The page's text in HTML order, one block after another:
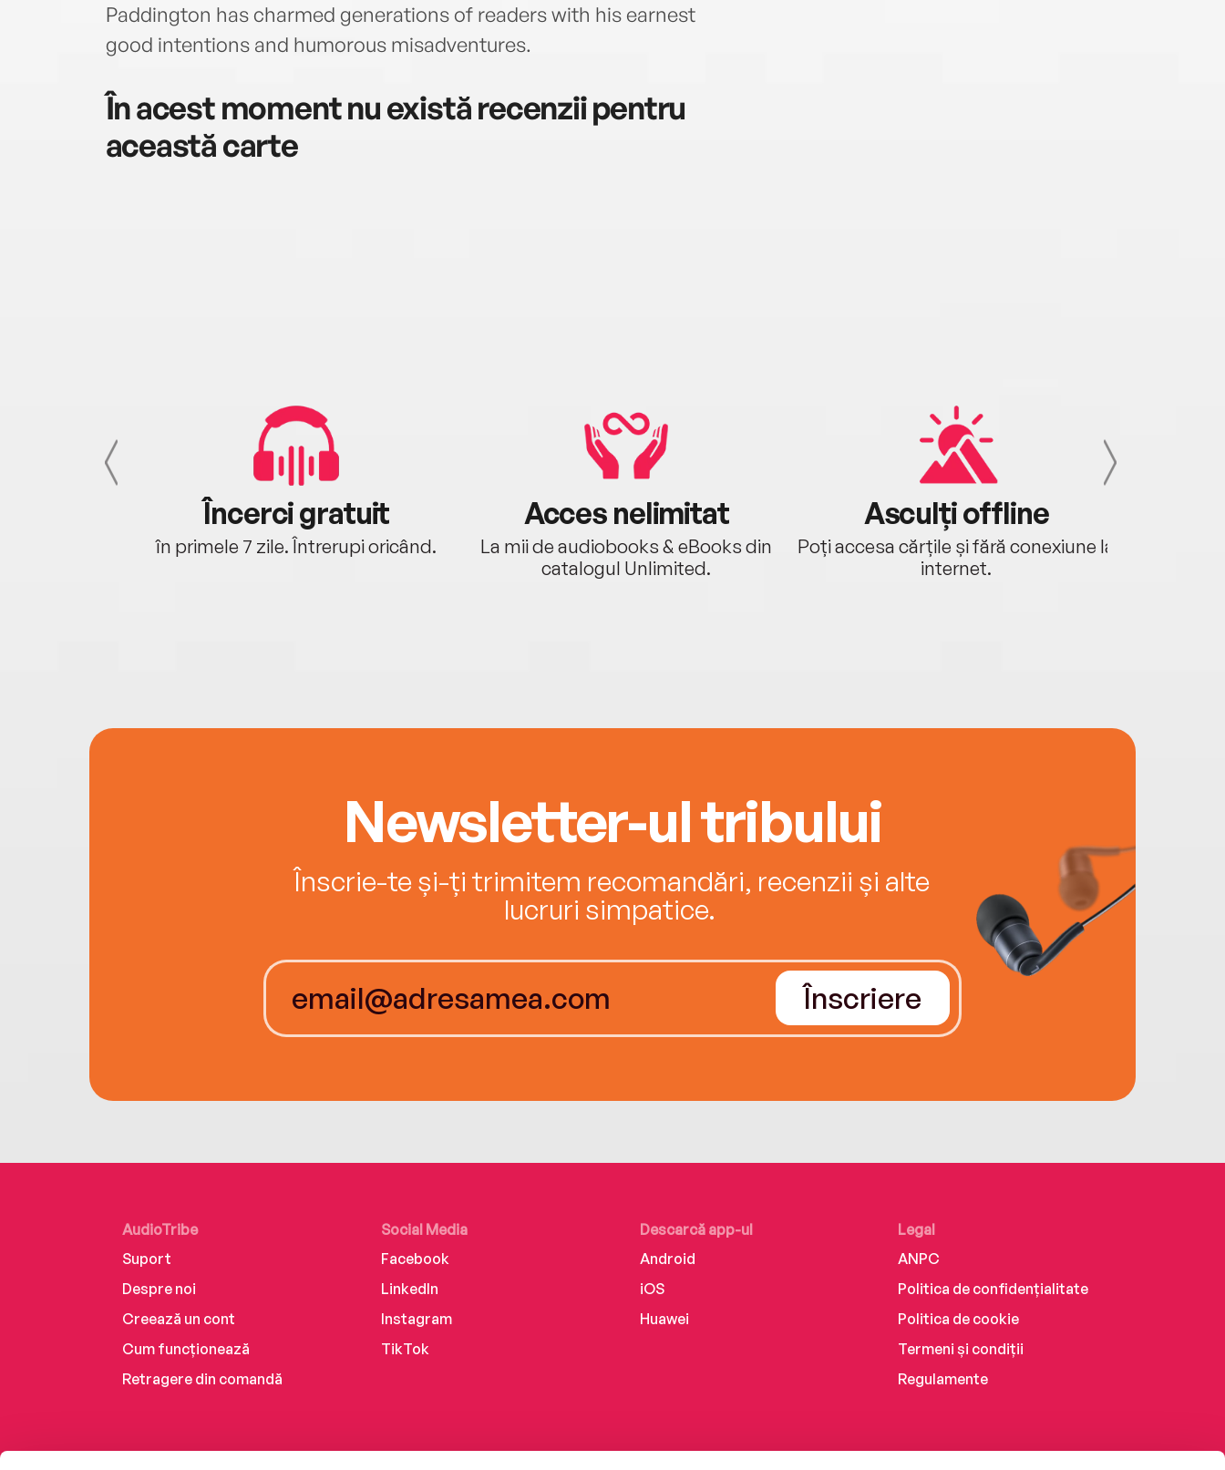
Paddington has charmed generations of readers with his earnest
good intentions and humorous misadventures.
În acest moment nu există recenzii pentru
această carte
Încerci gratuit
în primele 7 zile. Întrerupi oricând.
Acces nelimitat
La mii de audiobooks & eBooks din
catalogul Unlimited.
Asculți offline
Poți accesa cărțile și fără conexiune la
internet.
Newsletter-ul tribului
Înscrie-te și-ți trimitem recomandări, recenzii și alte
lucruri simpatice.
Înscriere
AudioTribe
Suport
Despre noi
Creează un cont
Cum funcționează
Retragere din comandă
Social Media
Facebook
LinkedIn
Instagram
TikTok
Descarcă app-ul
Android
iOS
Huawei
Legal
ANPC
Politica de confidențialitate
Politica de cookie
Termeni și condiții
Regulamente